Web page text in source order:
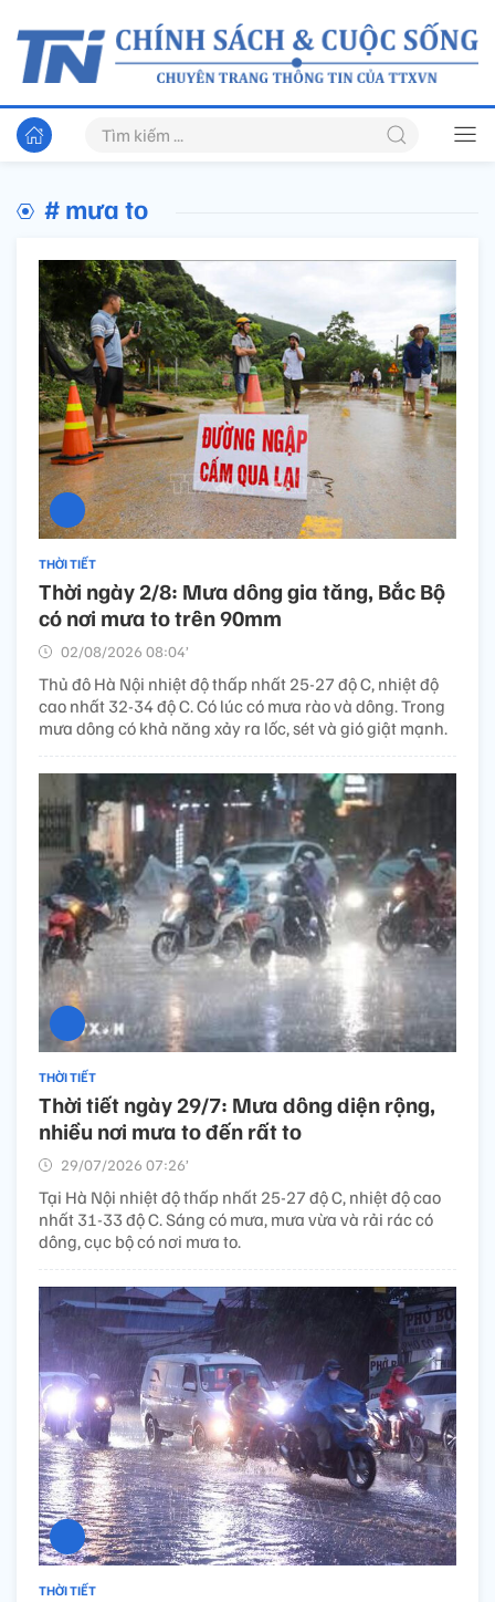
# mưa to
THỜI TIẾT
Thời ngày 2/8: Mưa dông gia tăng, Bắc Bộ
có nơi mưa to trên 90mm
02/08/2026 08:04’
Thủ đô Hà Nội nhiệt độ thấp nhất 25-27 độ C, nhiệt độ
cao nhất 32-34 độ C. Có lúc có mưa rào và dông. Trong
mưa dông có khả năng xảy ra lốc, sét và gió giật mạnh.
THỜI TIẾT
Thời tiết ngày 29/7: Mưa dông diện rộng,
nhiều nơi mưa to đến rất to
29/07/2026 07:26’
Tại Hà Nội nhiệt độ thấp nhất 25-27 độ C, nhiệt độ cao
nhất 31-33 độ C. Sáng có mưa, mưa vừa và rải rác có
dông, cục bộ có nơi mưa to.
THỜI TIẾT